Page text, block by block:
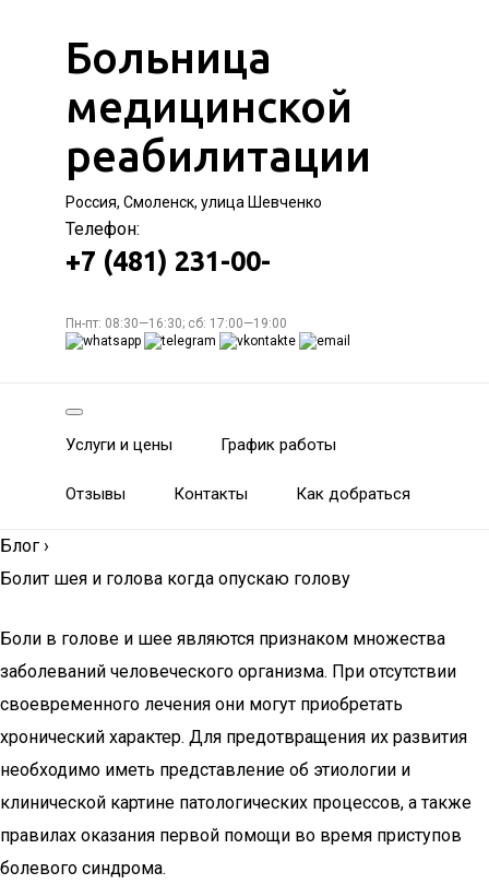
Больница
медицинской
реабилитации
Россия, Смоленск, улица Шевченко
Телефон:
+7 (481) 231-00-
Пн-пт: 08:30—16:30; сб: 17:00—19:00
Услуги и цены График работы
Отзывы Контакты Как добраться
Блог ›
Болит шея и голова когда опускаю голову
Боли в голове и шее являются признаком множества
заболеваний человеческого организма. При отсутствии
своевременного лечения они могут приобретать
хронический характер. Для предотвращения их развития
необходимо иметь представление об этиологии и
клинической картине патологических процессов, а также
правилах оказания первой помощи во время приступов
болевого синдрома.